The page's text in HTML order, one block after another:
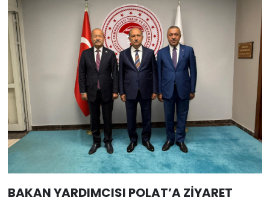
BAKAN YARDIMCISI POLAT’A ZİYARET